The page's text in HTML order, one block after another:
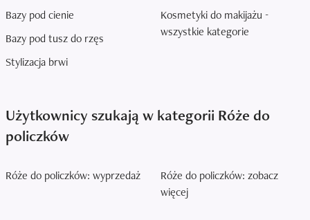
Bazy pod cienie
Bazy pod tusz do rzęs
Stylizacja brwi
Kosmetyki do makijażu -
wszystkie kategorie
Użytkownicy szukają w kategorii Róże do
policzków
Róże do policzków: wyprzedaż
Róże do policzków: zobacz
więcej